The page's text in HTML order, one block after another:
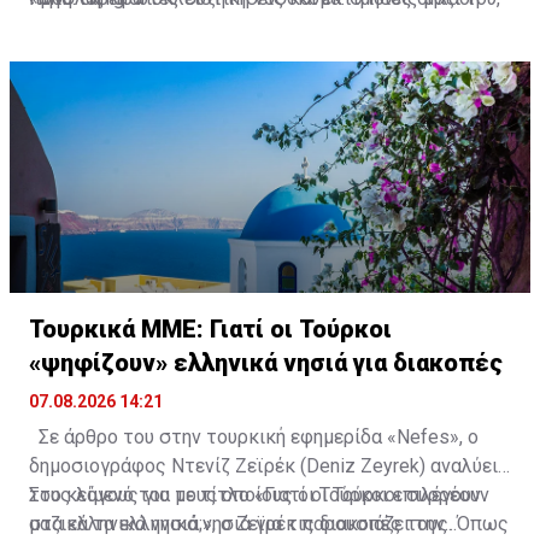
γονείς του. Είχε αναλάβει ο ίδιος να τους φροντίζει,
σαν αποκλειστική νοσοκόμα. Αυτή η παθολογική αγάπη
εξηγεί πάρα πολλά». Και, μεταξύ άλλων, πρόσθεσε:
Τουρκικά ΜΜΕ: Γιατί οι Τούρκοι
«ψηφίζουν» ελληνικά νησιά για διακοπές
07.08.2026 14:21
Σε άρθρο του στην τουρκική εφημερίδα «Nefes», ο
δημοσιογράφος Ντενίζ Ζεϊρέκ (Deniz Zeyrek) αναλύει
τους λόγους για τους οποίους οι Τούρκοι επιλέγουν
μαζικά τα ελληνικά νησιά για τις διακοπές τους. Όπως
Στο κείμενό του με τίτλο «Γιατί οι Τούρκοι συρρέουν
στα ελληνικά νησιά;», ο Ζεϊρέκ παρουσιάζει την